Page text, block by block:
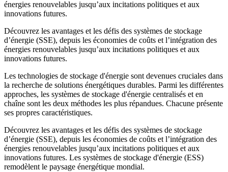
énergies renouvelables jusqu’aux incitations politiques et aux
innovations futures.
Découvrez les avantages et les défis des systèmes de stockage
d’énergie (SSE), depuis les économies de coûts et l’intégration des
énergies renouvelables jusqu’aux incitations politiques et aux
innovations futures.
Les technologies de stockage d'énergie sont devenues cruciales dans
la recherche de solutions énergétiques durables. Parmi les différentes
approches, les systèmes de stockage d'énergie centralisés et en
chaîne sont les deux méthodes les plus répandues. Chacune présente
ses propres caractéristiques.
Découvrez les avantages et les défis des systèmes de stockage
d’énergie (SSE), depuis les économies de coûts et l’intégration des
énergies renouvelables jusqu’aux incitations politiques et aux
innovations futures. Les systèmes de stockage d'énergie (ESS)
remodèlent le paysage énergétique mondial.